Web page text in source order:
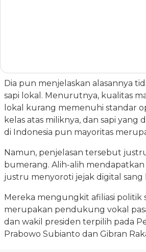
Dia pun menjelaskan alasannya
sapi lokal. Menurutnya, kualitas
lokal kurang memenuhi standar
kelas atas miliknya, dan sapi yang
di Indonesia pun mayoritas
Namun, penjelasan tersebut
bumerang. Alih-alih
justru menyoroti jejak digital sang
Mereka mengungkit afiliasi politik
merupakan pendukung vokal
dan wakil presiden terpilih pada
Prabowo Subianto dan Gibran